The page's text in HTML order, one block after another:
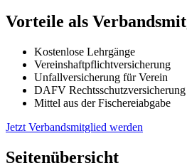
Vorteile als
Kostenlose Lehrgänge
Vereinshaftpflichtversicherung
Unfallversicherung für Verein
DAFV Rechtsschutzversicherung
Mittel aus der Fischereiabgabe
Jetzt Verbandsmitglied werden
Seitenübersicht